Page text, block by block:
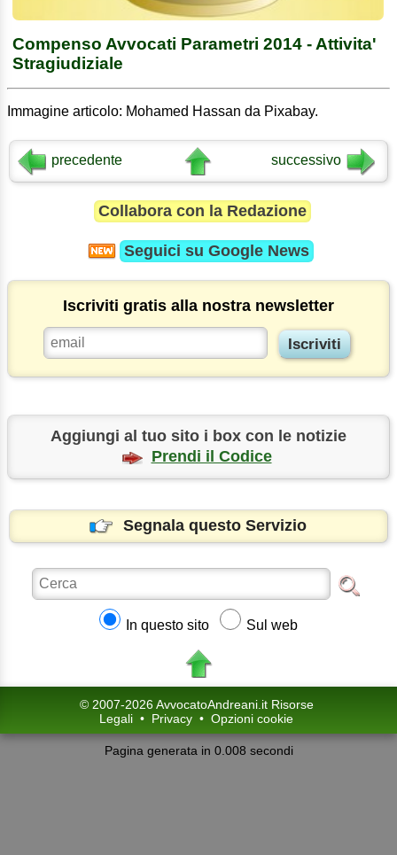
Compenso Avvocati Parametri 2014 - Attivita'
Stragiudiziale
Immagine articolo: Mohamed Hassan da Pixabay.
precedente successivo
Collabora con la Redazione
Seguici su Google News
Iscriviti gratis alla nostra newsletter
Aggiungi al tuo sito i box con le notizie
Prendi il Codice
Segnala questo Servizio
In questo sito Sul web
© 2007-2026 AvvocatoAndreani.it Risorse
Legali • Privacy • Opzioni cookie
Pagina generata in 0.008 secondi